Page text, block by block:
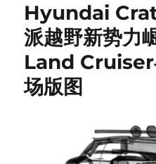
Hyundai
派越野新势力
Land
场版图